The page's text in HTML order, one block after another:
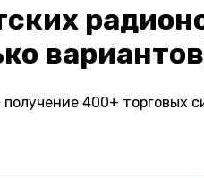
получение 400+ торговых